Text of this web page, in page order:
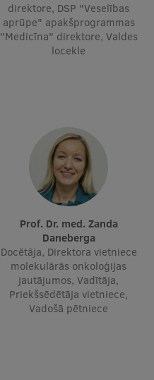
direktore, DSP "Veselības
aprūpe" apakšprogrammas
"Medicīna" direktore, Valdes
locekle
Prof. Dr. med. Zanda
Daneberga
Docētāja, Direktora vietniece
molekulārās onkoloģijas
jautājumos, Vadītāja,
Priekšsēdētāja vietniece,
Vadošā pētniece